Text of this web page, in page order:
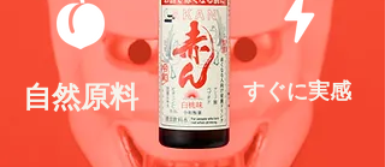
​自然原料 すぐに実感